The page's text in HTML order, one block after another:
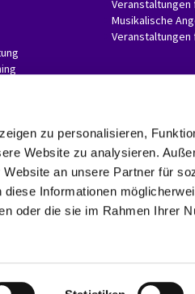
zu personalisieren,
Website zu analysieren.
an unsere Partner für
Informationen
oder die sie im Rahmen Ihrer
Veranstaltungen
Musikalische
Veranstaltungen
Invitaskirchengemeinde
Rathenaustr. 45
15831 Blankenfelde-Mahlow
03379 374407 Fax: 03379
glasow-